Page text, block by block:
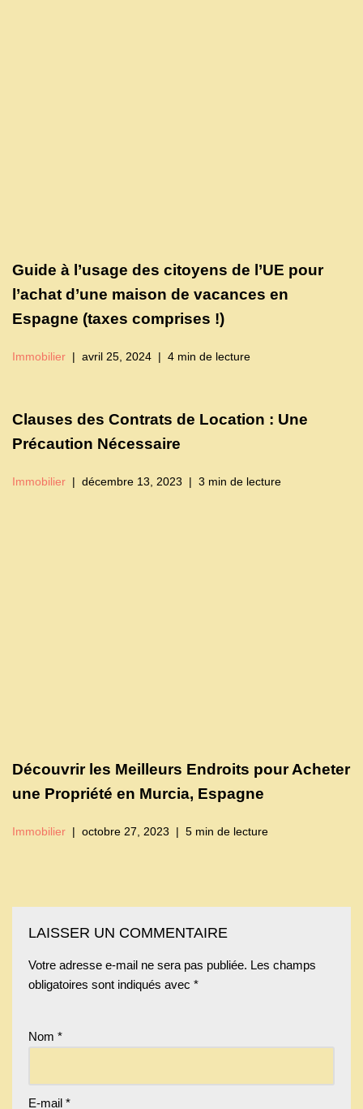
Guide à l’usage des citoyens de l’UE pour
l’achat d’une maison de vacances en
Espagne (taxes comprises !)
Immobilier avril 25, 2024 4 min de lecture
Clauses des Contrats de Location : Une
Précaution Nécessaire
Immobilier décembre 13, 2023 3 min de lecture
Découvrir les Meilleurs Endroits pour Acheter
une Propriété en Murcia, Espagne
Immobilier octobre 27, 2023 5 min de lecture
LAISSER UN COMMENTAIRE
Votre adresse e-mail ne sera pas publiée. Les champs
obligatoires sont indiqués avec *
Nom *
E-mail *